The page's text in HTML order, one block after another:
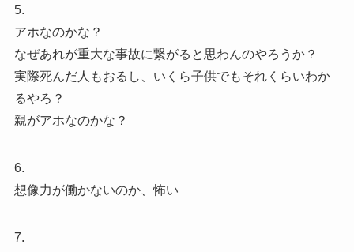
5.
アホなのかな？
なぜあれが重大な事故に繋がると思わんのやろうか？
実際死んだ人もおるし、いくら子供でもそれくらいわか
るやろ？
親がアホなのかな？
6.
想像力が働かないのか、怖い
7.